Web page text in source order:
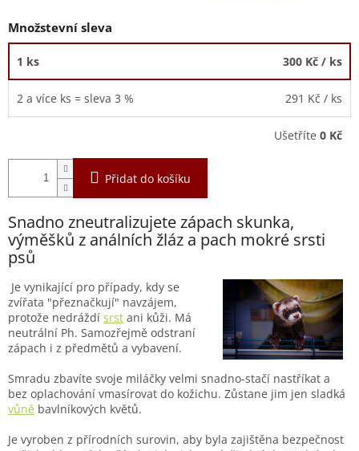
Množstevní sleva
1 ks 300 Kč / ks
2 a více ks = sleva 3 % 291 Kč / ks
Ušetříte 0 Kč
Přidat do košíku
Snadno zneutralizujete zápach skunka,
výměšků z análních žláz a pach mokré srsti
psů
Je vynikající pro případy, kdy se
zvířata "přeznačkují" navzájem,
protože nedráždí srst ani kůži. Má
neutrální Ph. Samozřejmě odstraní
zápach i z předmětů a vybavení.
Smradu zbavíte svoje miláčky velmi snadno-stačí nastříkat a
bez oplachování vmasírovat do kožichu. Zůstane jim jen sladká
vůně bavlníkových květů.
Je vyroben z přírodních surovin, aby byla zajištěna bezpečnost